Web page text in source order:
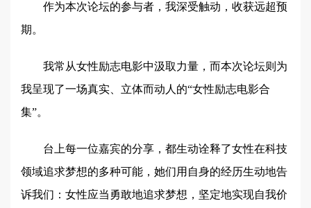
作为本次论坛的参与者，我深受触动，收获远超预
期。
我常从女性励志电影中汲取力量，而本次论坛则为
我呈现了一场真实、立体而动人的“女性励志电影合
集”。
台上每一位嘉宾的分享，都生动诠释了女性在科技
领域追求梦想的多种可能，她们用自身的经历生动地告
诉我们：女性应当勇敢地追求梦想，坚定地实现自我价